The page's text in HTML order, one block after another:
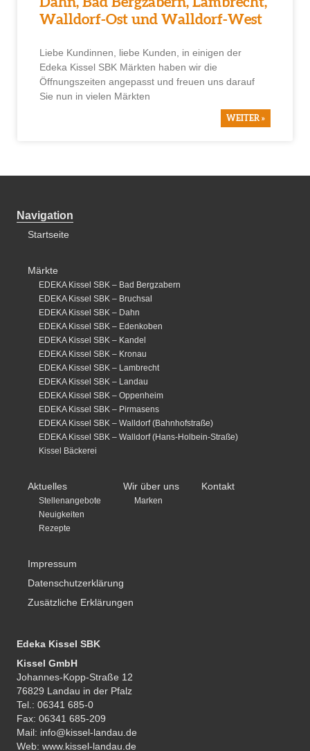
Walldorf-Ost und Walldorf-West
Liebe Kundinnen, liebe Kunden, in einigen der
Edeka Kissel SBK Märkten haben wir die
Öffnungszeiten angepasst und freuen uns darauf
Sie nun in vielen Märkten
WEITER »
Navigation
Startseite
Märkte
EDEKA Kissel SBK – Bad Bergzabern
EDEKA Kissel SBK – Bruchsal
EDEKA Kissel SBK – Dahn
EDEKA Kissel SBK – Edenkoben
EDEKA Kissel SBK – Kandel
EDEKA Kissel SBK – Kronau
EDEKA Kissel SBK – Lambrecht
EDEKA Kissel SBK – Landau
EDEKA Kissel SBK – Oppenheim
EDEKA Kissel SBK – Pirmasens
EDEKA Kissel SBK – Walldorf (Bahnhofstraße)
EDEKA Kissel SBK – Walldorf (Hans-Holbein-Straße)
Kissel Bäckerei
Aktuelles
Stellenangebote
Neuigkeiten
Rezepte
Wir über uns
Marken
Kontakt
Impressum
Datenschutzerklärung
Zusätzliche Erklärungen
Edeka Kissel SBK
Kissel GmbH
Johannes-Kopp-Straße 12
76829 Landau in der Pfalz
Tel.: 06341 685-0
Fax: 06341 685-209
Mail: info@kissel-landau.de
Web: www.kissel-landau.de